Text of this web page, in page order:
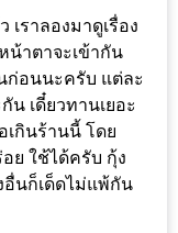
เราลองมาดูเรื่อง
น้าตาจะเข้ากัน
ก่อนนะครับ แต่ละ
เดี๋ยวทานเยอะ
เกินร้านนี้ โดย
ย ใช้ได้ครับ กุ้ง
อื่นก็เด็ดไม่แพ้กัน